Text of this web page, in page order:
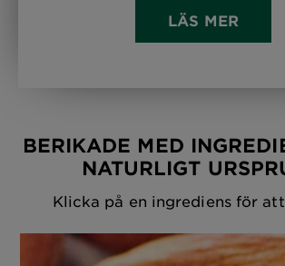
LÄS MER
BERIKADE MED
NATURLIGT
Klicka på en ingrediens för